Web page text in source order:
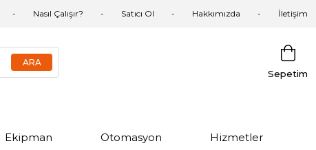
Nasıl Çalışır? Satıcı Ol Hakkımızda İletişim
Sepetim
Ekipman Otomasyon Hizmetler